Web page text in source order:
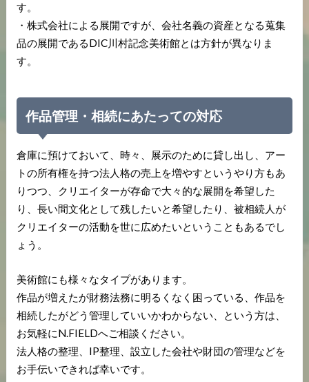
す。
・株式会社による展開ですが、会社名義の資産となる蒐集
品の展開であるDIC川村記念美術館とは方針が異なりま
す。
作品管理・相続にあたっての対応
倉庫に預けておいて、時々、展示のために貸し出し、アー
トの所有権を持つ法人格の売上を増やすというやり方もあ
りつつ、クリエイターが存命で大々的な展開を希望した
り、長い間文化として残したいと希望したり、被相続人が
クリエイターの活動を世に広めたいということもあるでし
ょう。
美術館にも様々なタイプがあります。
作品が増えたが財務法務に明るくなく困っている、作品を
相続したがどう管理していいかわからない、という方は、
お気軽にN.FIELDへご相談ください。
法人格の整理、IP整理、設立した会社や財団の管理などを
お手伝いできれば幸いです。